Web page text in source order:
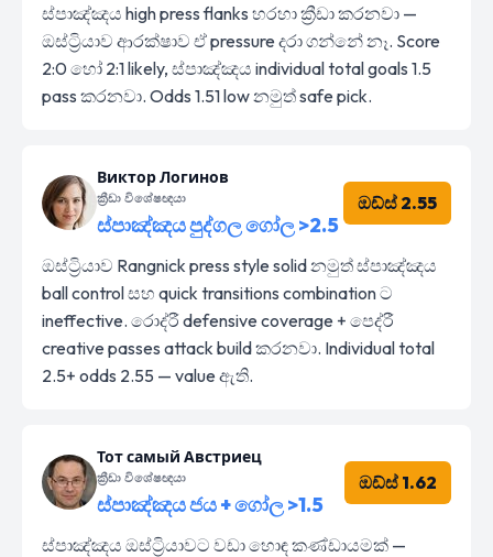
ස්පාඤ්ඤය high press flanks හරහා ක්‍රීඩා කරනවා —
ඔස්ට්‍රියාව ආරක්ෂාව ඒ pressure දරා ගන්නේ නෑ. Score
2:0 හෝ 2:1 likely, ස්පාඤ්ඤය individual total goals 1.5
pass කරනවා. Odds 1.51 low නමුත් safe pick.
Виктор Логинов
ක්‍රීඩා විශේෂඥයා
ස්පාඤ්ඤය පුද්ගල ගෝල >2.5
ඔඩ්ස් 2.55
ඔස්ට්‍රියාව Rangnick press style solid නමුත් ස්පාඤ්ඤය
ball control සහ quick transitions combination ට
ineffective. රොද්රී defensive coverage + පෙද්රී
creative passes attack build කරනවා. Individual total
2.5+ odds 2.55 — value ඇති.
Тот самый Австриец
ක්‍රීඩා විශේෂඥයා
ස්පාඤ්ඤය ජය + ගෝල >1.5
ඔඩ්ස් 1.62
ස්පාඤ්ඤය ඔස්ට්‍රියාවට වඩා හොඳ කණ්ඩායමක් —